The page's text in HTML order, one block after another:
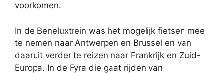
voorkomen.
In de Beneluxtrein was het mogelijk fietsen mee
te nemen naar Antwerpen en Brussel en van
daaruit verder te reizen naar Frankrijk en Zuid-
Europa. In de Fyra die gaat rijden van